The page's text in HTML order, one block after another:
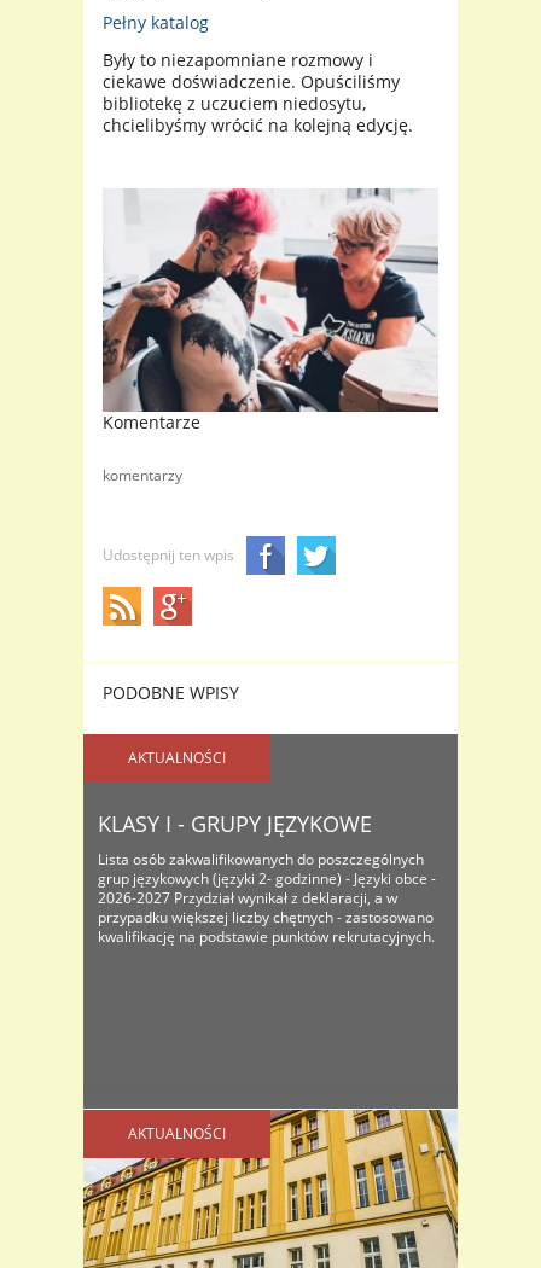
Pełny katalog
Były to niezapomniane rozmowy i
ciekawe doświadczenie. Opuściliśmy
bibliotekę z uczuciem niedosytu,
chcielibyśmy wrócić na kolejną edycję.
Komentarze
komentarzy
Udostępnij ten wpis
PODOBNE WPISY
AKTUALNOŚCI
KLASY I - GRUPY JĘZYKOWE
Lista osób zakwalifikowanych do poszczególnych
grup językowych (języki 2- godzinne) - Języki obce -
2026-2027 Przydział wynikał z deklaracji, a w
przypadku większej liczby chętnych - zastosowano
kwalifikację na podstawie punktów rekrutacyjnych.
AKTUALNOŚCI